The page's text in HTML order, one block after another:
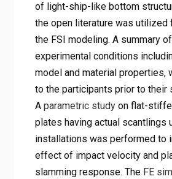
of light-ship-like bottom
the open literature was utilized
the FSI modeling. A summary
experimental conditions
model and material properties,
to the participants prior to their
A parametric studyon flat-
plates having actual scantlings
installations was performed to
effect of impact velocity and
slamming response. The FE